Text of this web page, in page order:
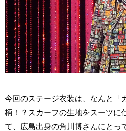
今回のステージ衣装は、なんと「
柄！？スカーフの生地をスーツに
て、広島出身の角川博さんにとっ